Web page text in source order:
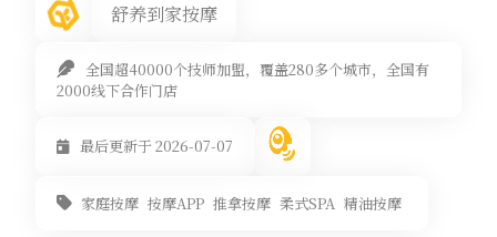
舒养到家按摩
全国超40000个技师加盟，覆盖280多个城市，全国有
2000线下合作门店
最后更新于 2026-07-07
家庭按摩 按摩APP 推拿按摩 柔式SPA 精油按摩